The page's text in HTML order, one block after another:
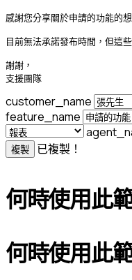
感謝您分享關於申請的功能的
目前無法承諾發布時間，但這
謝謝，
支援團隊
customer_name
feature_name
複製 已複製！
何時使用此
何時使用此